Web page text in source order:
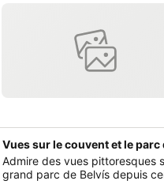
Vues sur le couvent et le parc
Admire des vues pittoresques
grand parc de Belvís depuis